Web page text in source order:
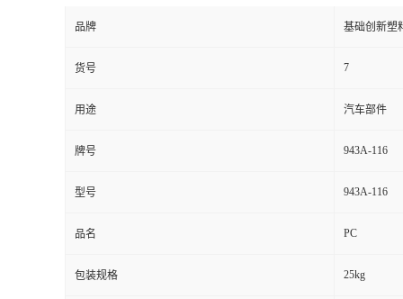
品牌 基础创新塑
货号 7
用途 汽车部件
牌号 943A-116
型号 943A-116
品名 PC
包装规格 25kg